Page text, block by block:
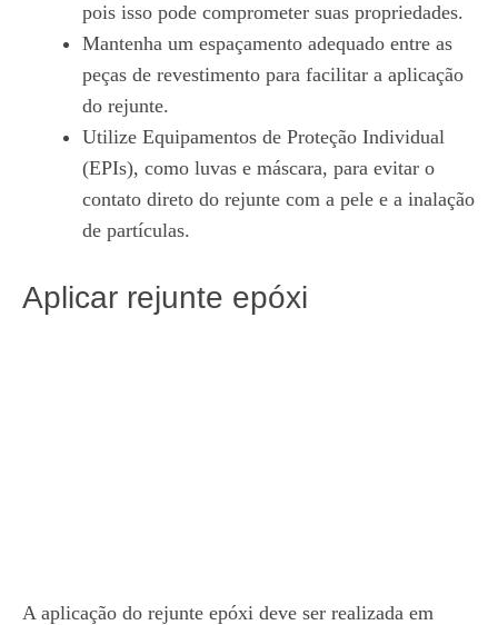
pois isso pode comprometer suas propriedades.
Mantenha um espaçamento adequado entre as
peças de revestimento para facilitar a aplicação
do rejunte.
Utilize Equipamentos de Proteção Individual
(EPIs), como luvas e máscara, para evitar o
contato direto do rejunte com a pele e a inalação
de partículas.
Aplicar rejunte epóxi
A aplicação do rejunte epóxi deve ser realizada em